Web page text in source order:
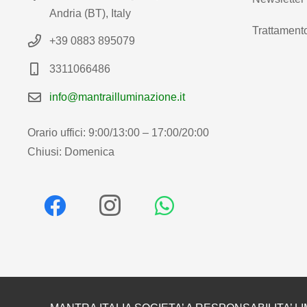
Andria (BT), Italy
+39 0883 895079
3311066486
info@mantrailluminazione.it
Orario uffici: 9:00/13:00 – 17:00/20:00
Chiusi: Domenica